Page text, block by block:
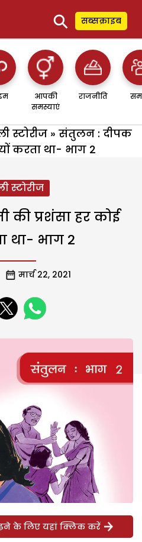
⚲ सब्सक्राइब
आपकी
समस्याएं
राजनीति
स्टोरीज » संतुलन : दीपक
करता था- भाग 2
स्टोरीज
प्रशंसा हर कोई
था- भाग 2
मार्च 22, 2021
के लिए यहां क्लिक करें